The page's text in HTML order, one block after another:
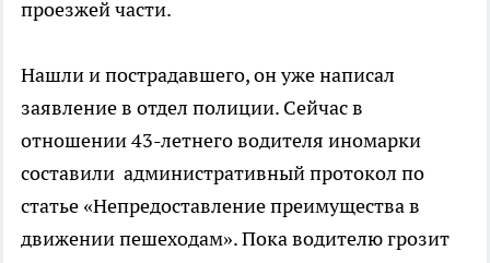
проезжей части.
Нашли и пострадавшего, он уже написал
заявление в отдел полиции. Сейчас в
отношении 43-летнего водителя иномарки
составили административный протокол по
статье «Непредоставление преимущества в
движении пешеходам». Пока водителю грозит